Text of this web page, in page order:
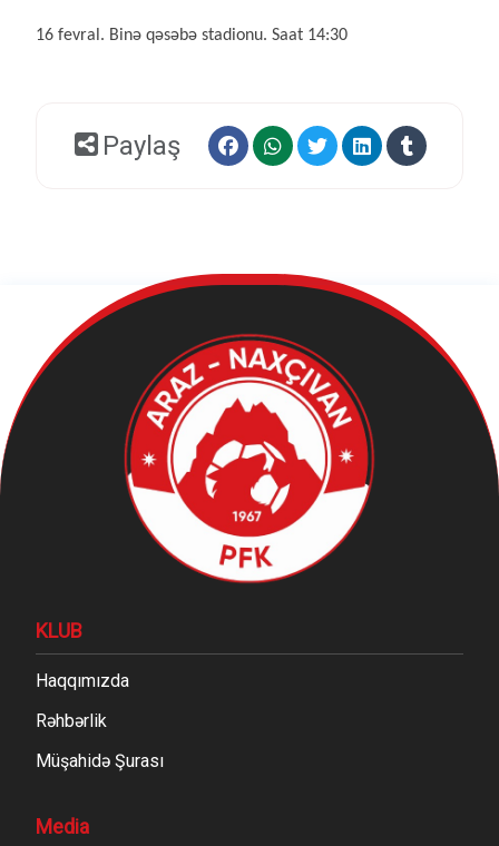
16 fevral. Binə qəsəbə stadionu. Saat 14:30
Paylaş
KLUB
Haqqımızda
Rəhbərlik
Müşahidə Şurası
Media